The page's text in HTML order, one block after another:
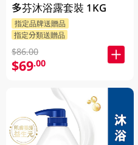
多芬沐浴露套裝 1KG
指定品牌送贈品
指定分類送贈品
$86.00
$69.00